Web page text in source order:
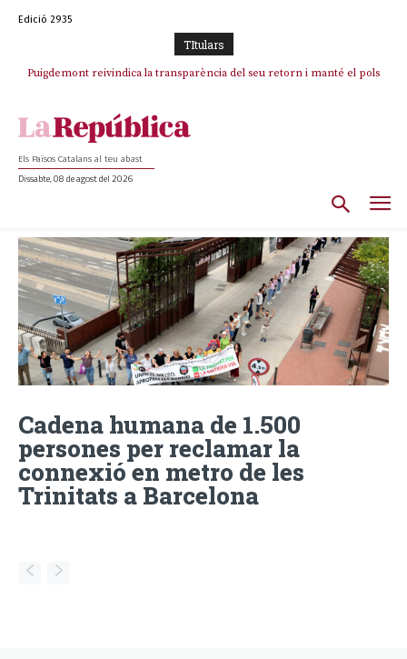
Edició 2935
TItulars
Puigdemont reivindica la transparència del seu retorn i manté el pols
Els Països Catalans al teu abast
Dissabte, 08 de agost del 2026
Cadena humana de 1.500
persones per reclamar la
connexió en metro de les
Trinitats a Barcelona